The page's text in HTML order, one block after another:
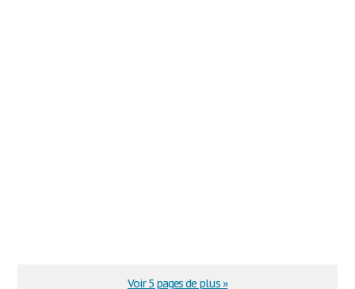
Voir 5 pages de plus »